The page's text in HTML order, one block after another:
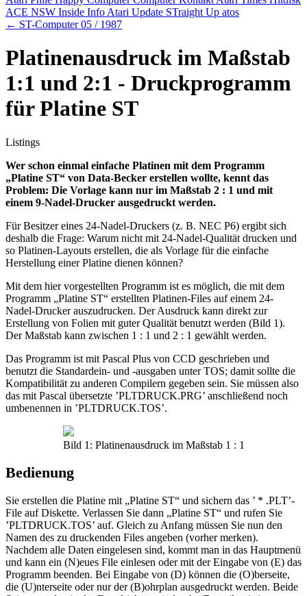
ACE NSW Inside Info Atari Update STraight Up atos
← ST-Computer 05 / 1987
Platinenausdruck im Maßstab
1:1 und 2:1 - Druckprogramm
für Platine ST
Listings
Wer schon einmal einfache Platinen mit dem Programm
„Platine ST“ von Data-Becker erstellen wollte, kennt das
Problem: Die Vorlage kann nur im Maßstab 2 : 1 und mit
einem 9-Nadel-Drucker ausgedruckt werden.
Für Besitzer eines 24-Nadel-Druckers (z. B. NEC P6) ergibt sich
deshalb die Frage: Warum nicht mit 24-Nadel-Qualität drucken und
so Platinen-Layouts erstellen, die als Vorlage für die einfache
Herstellung einer Platine dienen können?
Mit dem hier vorgestellten Programm ist es möglich, die mit dem
Programm „Platine ST“ erstellten Platinen-Files auf einem 24-
Nadel-Drucker auszudrucken. Der Ausdruck kann direkt zur
Erstellung von Folien mit guter Qualität benutzt werden (Bild 1).
Der Maßstab kann zwischen 1 : 1 und 2 : 1 gewählt werden.
Das Programm ist mit Pascal Plus von CCD geschrieben und
benutzt die Standardein- und -ausgaben unter TOS; damit sollte die
Kompatibilität zu anderen Compilern gegeben sein. Sie müssen also
das mit Pascal übersetzte ’PLTDRUCK.PRG’ anschließend noch
umbenennen in ’PLTDRUCK.TOS’.
Bild 1: Platinenausdruck im Maßstab 1 : 1
Bedienung
Sie erstellen die Platine mit „Platine ST“ und sichern das ’ * .PLT’-
File auf Diskette. Verlassen Sie dann „Platine ST“ und rufen Sie
’PLTDRUCK.TOS’ auf. Gleich zu Anfang müssen Sie nun den
Namen des zu druckenden Files angeben (vorher merken).
Nachdem alle Daten eingelesen sind, kommt man in das Hauptmenü
und kann ein (N)eues File einlesen oder mit der Eingabe von (E) das
Programm beenden. Bei Eingabe von (D) können die (O)berseite,
die (U)nterseite oder nur der (B)ohrplan ausgedruckt werden. Beide